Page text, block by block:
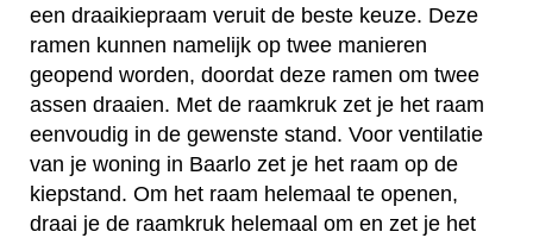
een draaikiepraam veruit de beste keuze. Deze
ramen kunnen namelijk op twee manieren
geopend worden, doordat deze ramen om twee
assen draaien. Met de raamkruk zet je het raam
eenvoudig in de gewenste stand. Voor ventilatie
van je woning in Baarlo zet je het raam op de
kiepstand. Om het raam helemaal te openen,
draai je de raamkruk helemaal om en zet je het